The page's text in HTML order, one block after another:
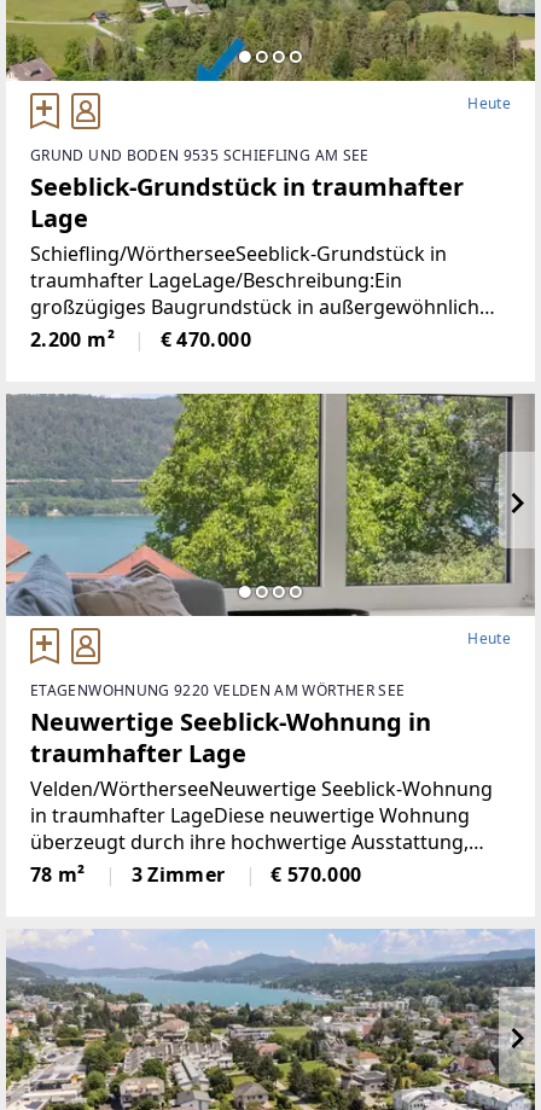
Heute
GRUND UND BODEN 9535 SCHIEFLING AM SEE
Seeblick-Grundstück in traumhafter
Lage
Schiefling/WörtherseeSeeblick-Grundstück in
traumhafter LageLage/Beschreibung:Ein
großzügiges Baugrundstück in außergewöhnlich
ruhiger Aussichtslage mit beeindruckendem
Weitblick über den Wörthersee und die umliegende
2.200 m² € 470.000
Heute
ETAGENWOHNUNG 9220 VELDEN AM WÖRTHER SEE
Neuwertige Seeblick-Wohnung in
traumhafter Lage
Velden/WörtherseeNeuwertige Seeblick-Wohnung
in traumhafter LageDiese neuwertige Wohnung
überzeugt durch ihre hochwertige Ausstattung,
durchdachte Raumaufteilung und einen
eindrucksvollen Blick auf den Wörthersee. Auf rund
78 m² 3 Zimmer € 570.000